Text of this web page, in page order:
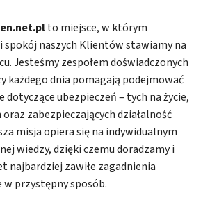
to miejsce, w którym
spokój naszych Klientów stawiamy na
Jesteśmy zespołem doświadczonych
każdego dnia pomagają podejmować
dotyczące ubezpieczeń – tych na życie,
zabezpieczających działalność
misja opiera się na indywidualnym
wiedzy, dzięki czemu doradzamy i
najbardziej zawiłe zagadnienia
przystępny sposób.